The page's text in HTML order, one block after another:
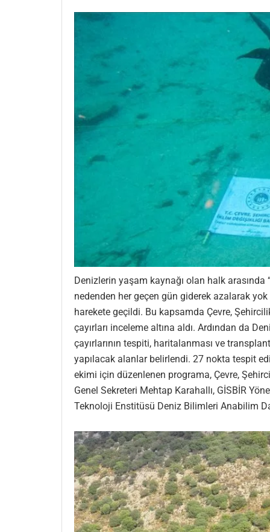
Denizlerin yaşam kaynağı olan halk arasında
nedenden her geçen gün giderek azalarak yok
harekete geçildi. Bu kapsamda Çevre,
çayırları inceleme altına aldı. Ardından da
çayırlarının tespiti, haritalanması ve
yapılacak alanlar belirlendi. 27 nokta tespit
ekimi için düzenlenen programa, Çevre,
Genel Sekreteri Mehtap Karahallı, GİSBİR
Teknoloji Enstitüsü Deniz Bilimleri Anabilim